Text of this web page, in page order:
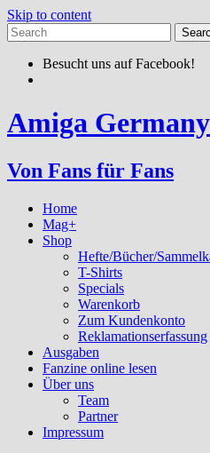
Skip to content
Besucht uns auf Facebook!
Amiga
Von Fans für Fans
Home
Mag+
Shop
Hefte/Bücher/
T-Shirts
Specials
Warenkorb
Zum Kundenkonto
Reklamationserfassung
Ausgaben
Fanzine online lesen
Über uns
Team
Partner
Impressum